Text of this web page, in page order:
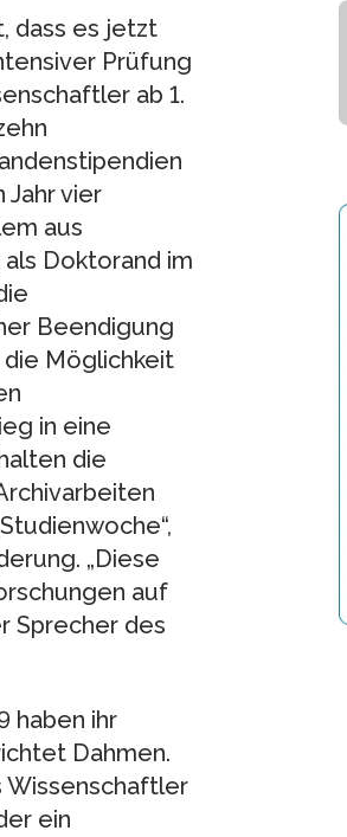
dass es jetzt
Prüfung
ab 1.
Jahr vier
aus
Doktorand im
Beendigung
Möglichkeit
in eine
die
„Diese
auf
Sprecher des
haben ihr
Dahmen.
Wissenschaftler
ein